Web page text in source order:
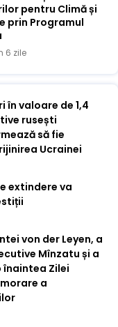
pentru Climă și
prin Programul
6 zile
în valoare de 1,4
rusești
să fie
Ucrainei
extindere va
von der Leyen, a
Mînzatu și a
înaintea Zilei
a